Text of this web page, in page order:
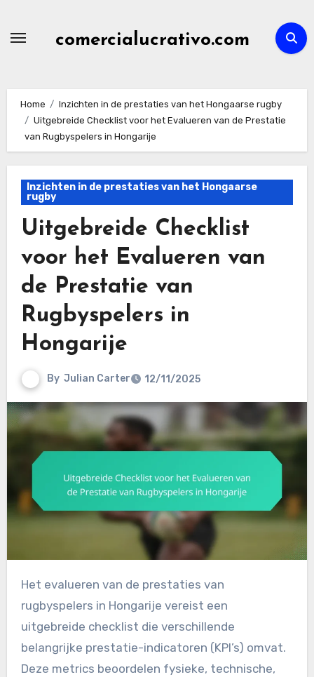
comercialucrativo.com
Home
Inzichten in de prestaties van het Hongaarse rugby
Uitgebreide Checklist voor het Evalueren van de Prestatie
van Rugbyspelers in Hongarije
Inzichten in de prestaties van het Hongaarse
rugby
Uitgebreide Checklist
voor het Evalueren van
de Prestatie van
Rugbyspelers in
Hongarije
By Julian Carter 12/11/2025
Het evalueren van de prestaties van
rugbyspelers in Hongarije vereist een
uitgebreide checklist die verschillende
belangrijke prestatie-indicatoren (KPI’s) omvat.
Deze metrics beoordelen fysieke, technische,